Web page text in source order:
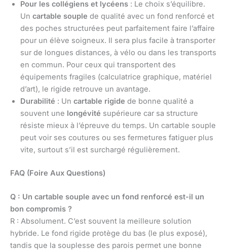
Pour les collégiens et lycéens : Le choix s’équilibre.
Un cartable souple de qualité avec un fond renforcé et
des poches structurées peut parfaitement faire l’affaire
pour un élève soigneux. Il sera plus facile à transporter
sur de longues distances, à vélo ou dans les transports
en commun. Pour ceux qui transportent des
équipements fragiles (calculatrice graphique, matériel
d’art), le rigide retrouve un avantage.
Durabilité : Un cartable rigide de bonne qualité a
souvent une longévité supérieure car sa structure
résiste mieux à l’épreuve du temps. Un cartable souple
peut voir ses coutures ou ses fermetures fatiguer plus
vite, surtout s’il est surchargé régulièrement.
FAQ (Foire Aux Questions)
Q : Un cartable souple avec un fond renforcé est-il un
bon compromis ?
R : Absolument. C’est souvent la meilleure solution
hybride. Le fond rigide protège du bas (le plus exposé),
tandis que la souplesse des parois permet une bonne